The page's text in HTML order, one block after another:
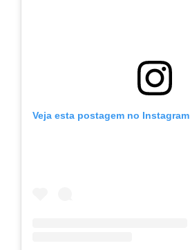
Veja esta postagem no Instagram